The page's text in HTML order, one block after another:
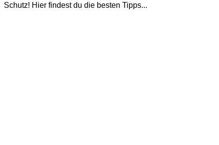
Schutz! Hier findest du die besten Tipps...